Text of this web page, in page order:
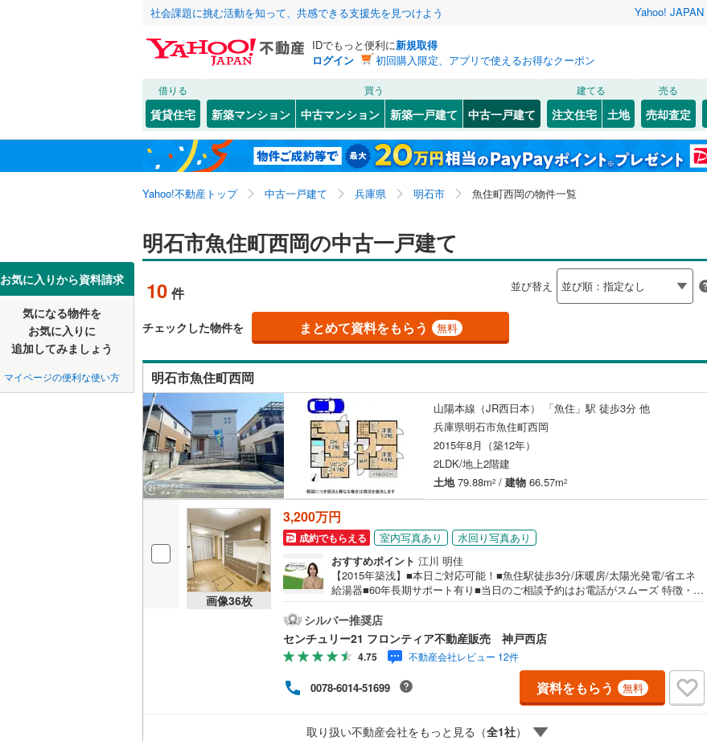
社会課題に挑む活動を知って、共感できる支援先を見つけよう Yahoo! JAPAN
IDでもっと便利に新規取得
ログイン
初回購入限定、アプリで使えるお得なクーポン
借りる
賃貸住宅
買う
新築マンション 中古マンション 新築一戸建て 中古一戸建て
建てる
注文住宅 土地
売る
売却査定
Yahoo!不動産トップ 中古一戸建て 兵庫県 明石市 魚住町西岡の物件一覧
お気に入りから資料請求
気になる物件を
お気に入りに
追加してみましょう
マイページの便利な使い方
明石市魚住町西岡の中古一戸建て
10 件 並び替え
チェックした物件を まとめて資料をもらう 無料
明石市魚住町西岡
山陽本線（JR西日本） 「魚住」駅 徒歩3分 他
兵庫県明石市魚住町西岡
2015年8月（築12年）
2LDK/地上2階建
土地79.88m2 / 建物 66.57m2
画像36枚
3,200万円
成約でもらえる 室内写真あり
水回り写真あり
おすすめポイント 江川 明佳
【2015年築浅】■本日ご対応可能！■魚住駅徒歩3分/床暖房/太陽光発電/省エネ
給湯器■60年長期サポート有り■当日のご相談予約はお電話がスムーズ 特徴・1.
電動シャッター式雨戸・全館空調 立地・明石市立錦浦小学校まで徒歩約12分・
明石市立魚住中学校まで徒歩約22分 弊社について・センチュリー21グループ売
上販売・契約件数 全国1位の実績（2023年時点・全国991店舗中）・リフォーム
などのご相談承ります！（カーポートの設置、間取りの一部変更などご提案可
能 ）・365日営業中！お客様のご都合に合わせてご案内 →現地/物件見学（約30
分～）→ご希望条件のご相談（約30分～）→資金計画やローンのご相談（約30
分～）→ご売却相談（約30分～）お気軽にお問い合わせください！
シルバー推奨店
センチュリー21 フロンティア不動産販売 神戸西店
4.75 不動産会社レビュー 12件
0078-6014-51699 資料をもらう 無料
取り扱い不動産会社をもっと見る（全1社）
北海道 北海道
東北 青森 岩手 宮城 秋田 山形
関東 東京 神奈川 埼玉 千葉
信越・北陸 新潟 長野
三重
近畿 大阪 兵庫
中国 鳥取 島根 岡山 広島 山口
四国 徳島 愛媛 高知
九州・沖縄 福岡 佐賀 長崎
該当物件0件 この条件で検索する
神戸市 東灘区(70) 灘区(49)
長田区(28) 須磨区(48)
北区
45 ) 中央区 (7
兵庫県のそのほ
かの地域
姫路市(321)
洲本市
相生市(9)
加古川市(49)
宝塚市(145) 三木市(7)
川西市(109) 小野市(1)
加西市( 3) 丹波篠山市
丹波市(32)
淡路市(2) 宍粟市(
たつの市
加古郡稲美町(1) 加古郡播磨町
神崎郡福崎町(2) 神崎郡神河町(0)
赤穂郡上郡町(
美方郡新温泉町(0)
該当物件0件 この条件で検索する
朝霧町(1) 魚住町金ケ崎(2)
魚住町長坂寺(1) 魚住町中尾(1)
大明石町(1) 大久保町江井島
大久保町大久保町(2)
大久保町松陰(1) 大久保町八木(2)
硯町( 1)
田町(2)
松が丘( 4) 岬町 (1)
朝霧台( 1) 朝霧山手町
魚住町住吉 (1) 北朝霧丘
大久保町駅前
該当物件0件 この条件で検索する
JR 東海道本線（JR西日本）(0) 福知山線(0)
加古川線(0) 播但線(0)
赤穂線(0) 山陰本線(0)
山陽新幹線(0)
地下鉄 神戸市営地下鉄西神・山手線(
阪急今津線(0
阪急甲陽線(0) 阪急宝塚本線(0)
阪神武庫川線(0)
神戸電鉄有馬線(0) 神戸電鉄三田線(0)
神戸電鉄公園都市線(0) 山陽電鉄本線(10)
神戸高速線（東西線）
) 神戸高速線（南北線）
神戸市営地下鉄北神線
) 神戸新交通六甲アイランド線
智頭急行(0) 京都丹後鉄道宮豊線
該当物件0件 この条件で検索する
該当物件0件 この条件で検索する
こだわり条件 リフォーム、リノベーション
リノベーション・リフォーム
（1）
築古・築30年以上（3）
設備
床暖房（2）
駐車場2台以上（5） ビルトインガレージ（0）
（3）
防犯カメラ（ 0）
二世帯向け（0） 平屋・1階建て（0）
サービスルーム（納戸）（3）
立地
最寄りの駅が始発駅
配置、向き、建ち方、日当たり
前道6m以上（3） 角地（1）
平坦地（4）
LD
リビングダイニング15畳以上
該当物件0件 この条件で検索する
検索条件を保存しました
この検索条件の新着物件通知は、 マイページから設定できます。
保存した条件を見る
兵庫県、明石市、魚住町西岡
検索条件を保存する
マイページ
お気に入りリストを見る
閉じる
お気に入りリストを見る
閉じる